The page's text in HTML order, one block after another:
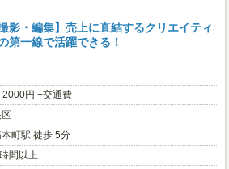
撮影・編集】売上に直結するクリエイティ
第一線で活躍できる！
円 +交通費
町駅 徒歩 5分
間以上